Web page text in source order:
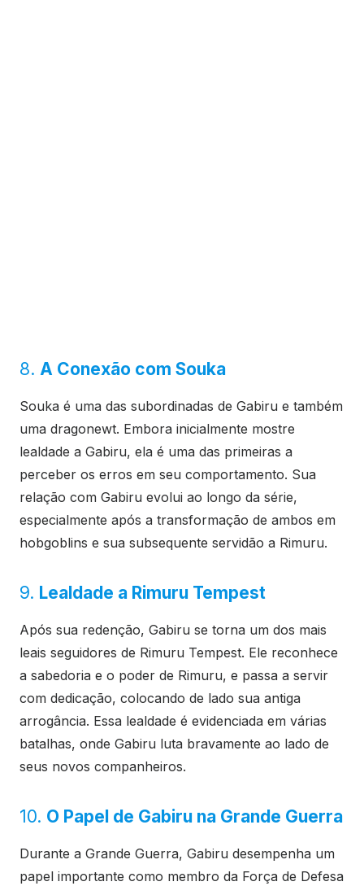
8. A Conexão com Souka
Souka é uma das subordinadas de Gabiru e também
uma dragonewt. Embora inicialmente mostre
lealdade a Gabiru, ela é uma das primeiras a
perceber os erros em seu comportamento. Sua
relação com Gabiru evolui ao longo da série,
especialmente após a transformação de ambos em
hobgoblins e sua subsequente servidão a Rimuru.
9. Lealdade a Rimuru Tempest
Após sua redenção, Gabiru se torna um dos mais
leais seguidores de Rimuru Tempest. Ele reconhece
a sabedoria e o poder de Rimuru, e passa a servir
com dedicação, colocando de lado sua antiga
arrogância. Essa lealdade é evidenciada em várias
batalhas, onde Gabiru luta bravamente ao lado de
seus novos companheiros.
10. O Papel de Gabiru na Grande Guerra
Durante a Grande Guerra, Gabiru desempenha um
papel importante como membro da Força de Defesa